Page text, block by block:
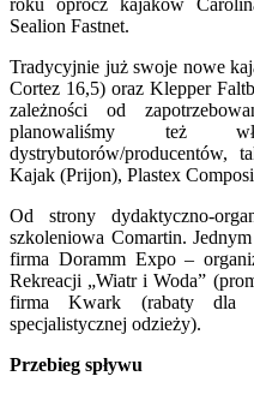
roku oprócz kajaków
Sealion Fastnet.
Tradycyjnie już swoje nowe
Cortez 16,5) oraz Klepper
zależności od
planowaliśmy też
dystrybutorów/producentów,
Kajak (Prijon), Plastex
Od strony dydaktyczno-
szkoleniowa Comartin.
firma Doramm Expo –
Rekreacji „Wiatr i Woda”
firma Kwark (rabaty dla
specjalistycznej odzieży).
Przebieg spływu